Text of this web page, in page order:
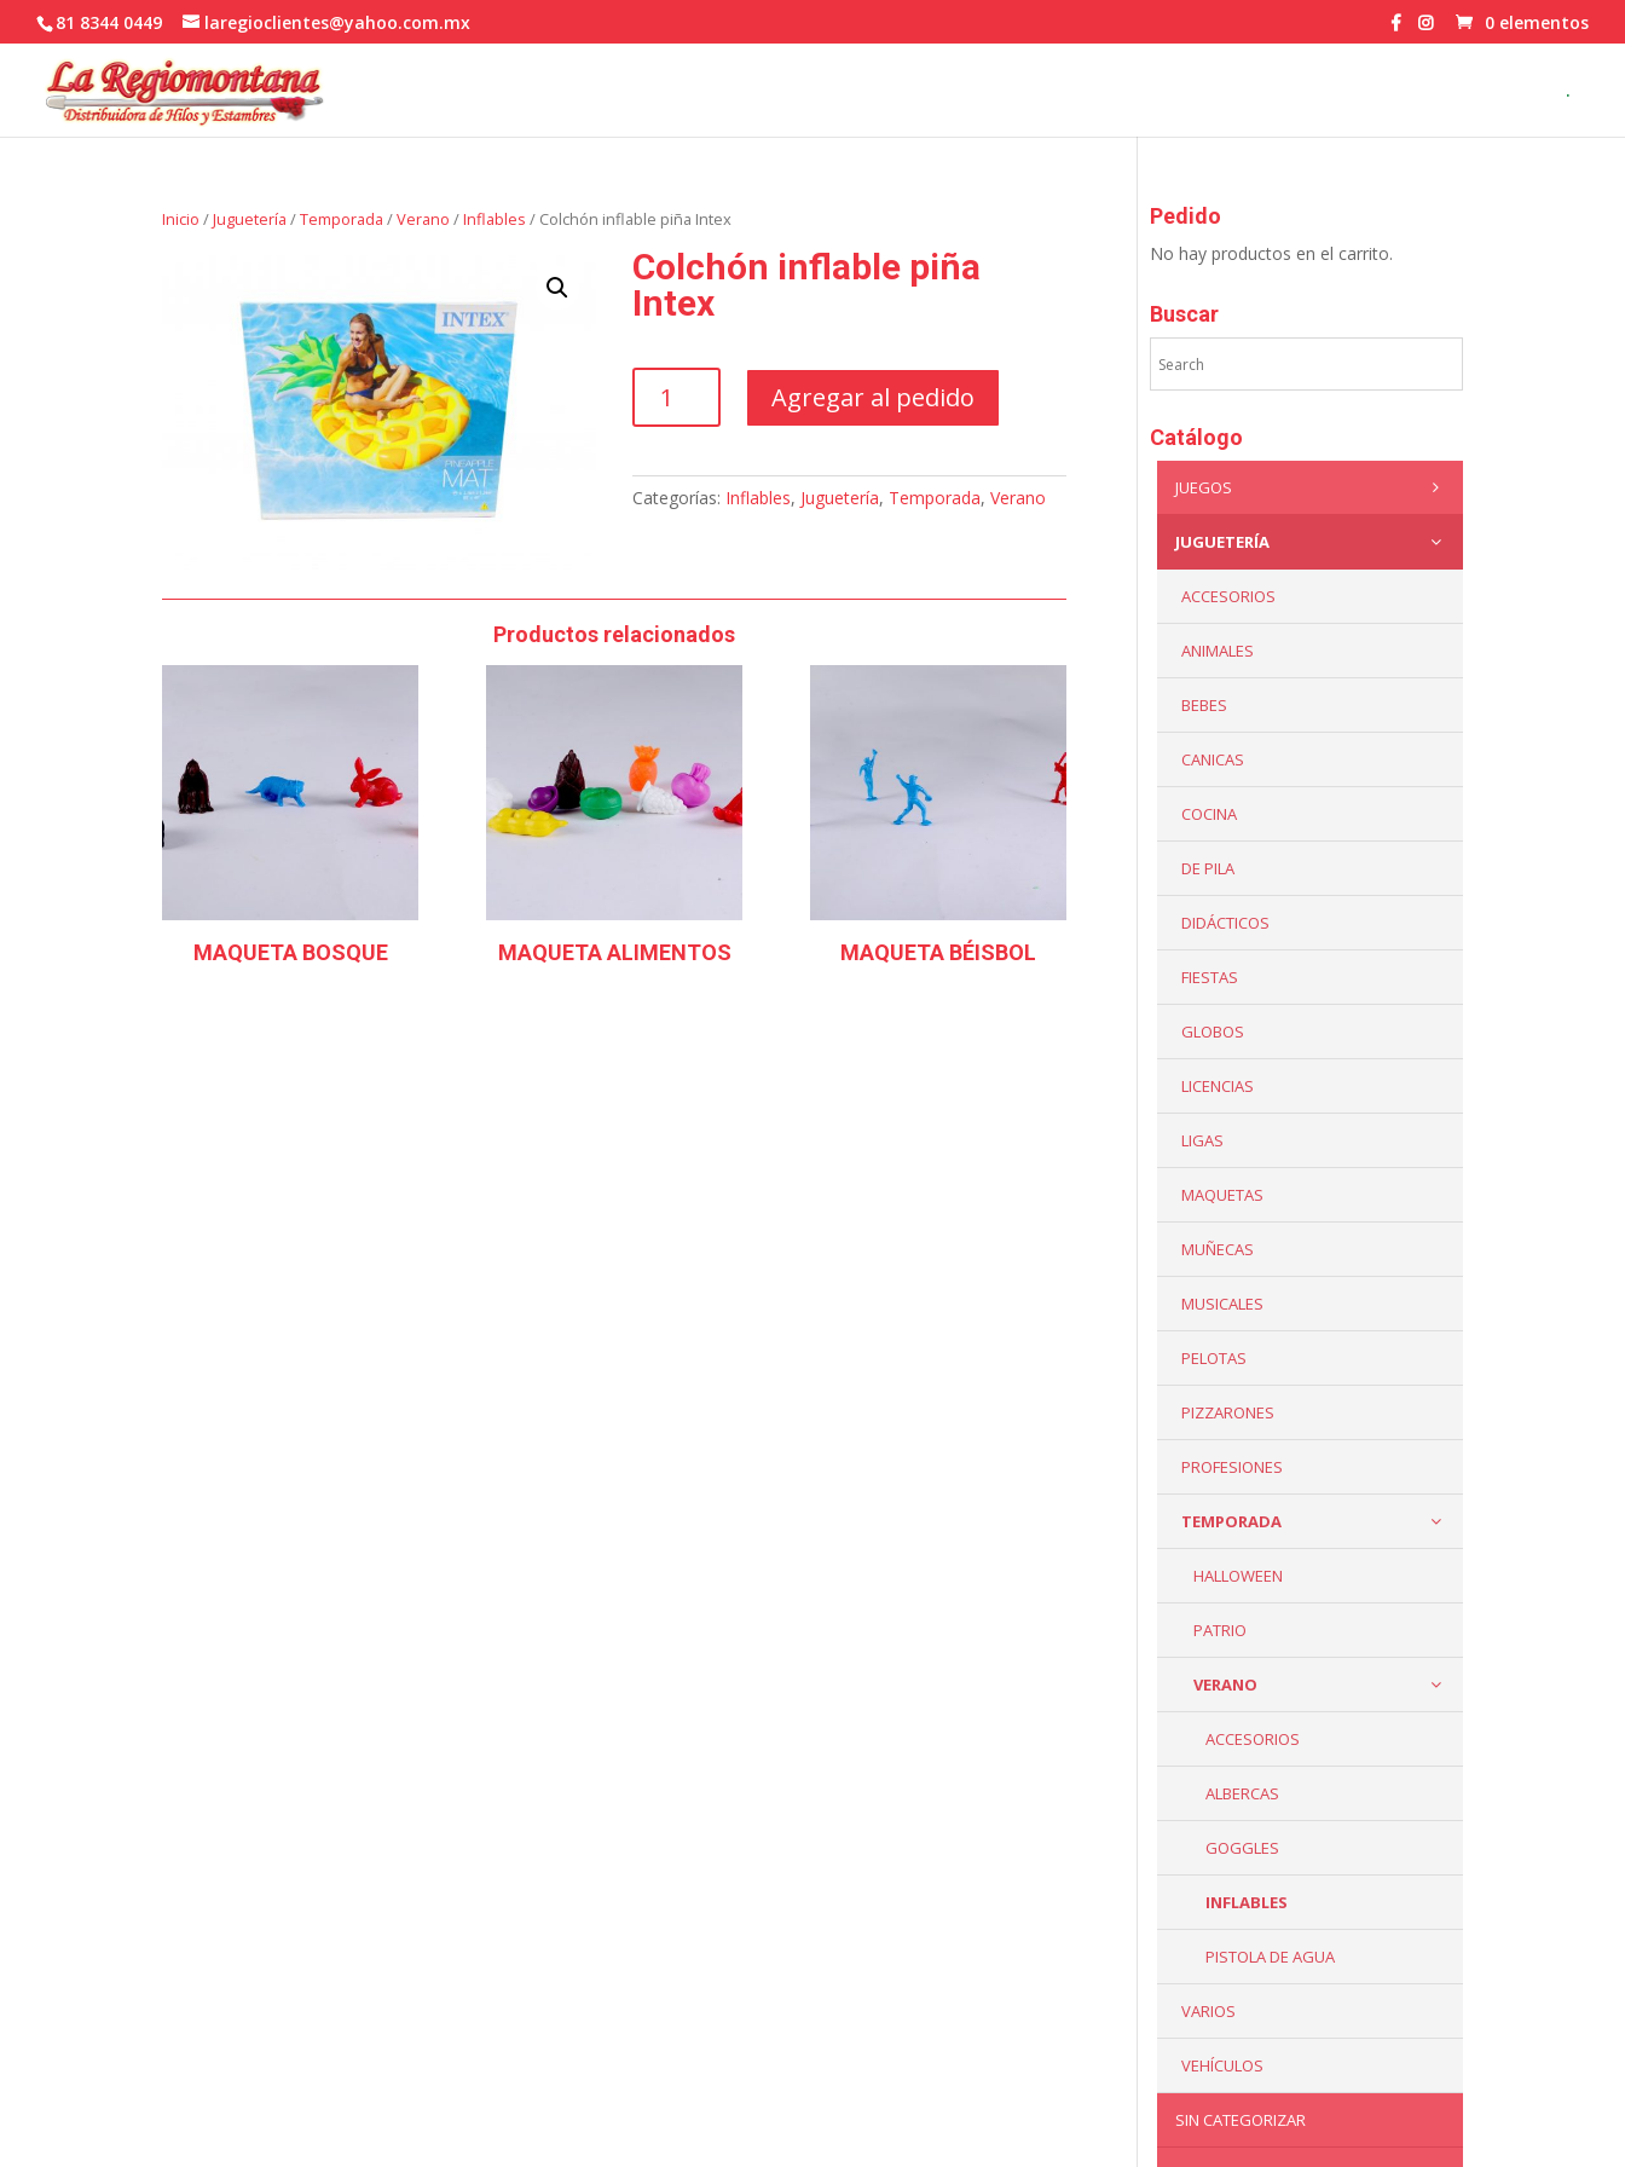
81 8344 0449 laregioclientes@yahoo.com.mx 0 elementos
.
Inicio /Juguetería /Temporada /Verano /Inflables / Colchón inflable piña Intex
Colchón inflable piña
Intex
inflable
cantidad
Agregar al pedido
Categorías: Inflables, Juguetería, Temporada, Verano
Productos relacionados
MAQUETA BOSQUE MAQUETA ALIMENTOS MAQUETA BÉISBOL
Pedido
No hay productos en el carrito.
Buscar
Catálogo
JUEGOS
JUGUETERÍA
ACCESORIOS
ANIMALES
BEBES
CANICAS
COCINA
DE PILA
DIDÁCTICOS
FIESTAS
GLOBOS
LICENCIAS
LIGAS
MAQUETAS
MUÑECAS
MUSICALES
PELOTAS
PIZZARONES
PROFESIONES
TEMPORADA
HALLOWEEN
PATRIO
VERANO
ACCESORIOS
ALBERCAS
GOGGLES
INFLABLES
PISTOLA DE AGUA
VARIOS
VEHÍCULOS
SIN CATEGORIZAR